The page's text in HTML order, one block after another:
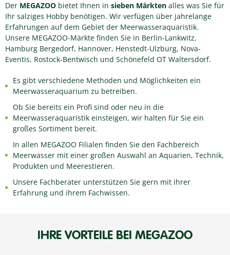
Der MEGAZOO bietet Ihnen in sieben Märkten alles was Sie für
Ihr salziges Hobby benötigen. Wir verfügen über jahrelange
Erfahrungen auf dem Gebiet der Meerwasseraquaristik.
Unsere MEGAZOO-Märkte finden Sie in Berlin-Lankwitz,
Hamburg Bergedorf, Hannover, Henstedt-Ulzburg, Nova-
Eventis, Rostock-Bentwisch und Schönefeld OT Waltersdorf.
Es gibt verschiedene Methoden und Möglichkeiten ein
Meerwasseraquarium zu betreiben.
Ob Sie bereits ein Profi sind oder neu in die
Meerwasseraquaristik einsteigen, wir halten für Sie ein
großes Sortiment bereit.
In allen MEGAZOO Filialen finden Sie den Fachbereich
Meerwasser mit einer großen Auswahl an Aquarien, Technik,
Produkten und Meerestieren.
Unsere Fachberater unterstützen Sie gern mit ihrer
Erfahrung und ihrem Fachwissen.
IHRE VORTEILE BEI MEGAZOO